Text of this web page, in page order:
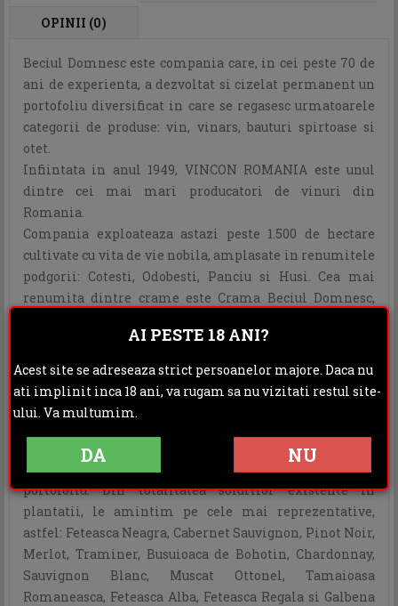
OPINII (0)
Beciul Domnesc este compania care, in cei peste 70 de
ani de experienta, a dezvoltat si cizelat permanent un
portofoliu diversificat in care se regasesc urmatoarele
categorii de produse: vin, vinars, bauturi spirtoase si
otet.
Infiintata in anul 1949, VINCON ROMANIA este unul
dintre cei mai mari producatori de vinuri din
Romania.
Compania exploateaza astazi peste 1.500 de hectare
cultivate cu vita de vie nobila, amplasate in renumitele
podgorii: Cotesti, Odobesti, Panciu si Husi. Cea mai
renumita dintre crame este Crama Beciul Domnesc,
istoric, inclusa in patrimoniul cultural al Romaniei.
Aici sunt pastrate peste 100.000 de sticle de vin, cele mai
vechi datand din 1949, numarul lor crescand an de an.
In plantatiile Beciul Domnesc regasim struguri negri,
semiaromate sau aromate, care sunt vinificate pentru a
obtine vinurile seci, demiseci, demidulci sau dulci din
portofoliu. Din totalitatea soiurilor existente in
plantatii, le amintim pe cele mai reprezentative,
astfel: Feteasca Neagra, Cabernet Sauvignon, Pinot Noir,
Merlot, Traminer, Busuioaca de Bohotin, Chardonnay,
Sauvignon Blanc, Muscat Ottonel, Tamaioasa
Romaneasca, Feteasca Alba, Feteasca Regala si Galbena
AI PESTE 18 ANI?
Acest site se adreseaza strict persoanelor majore. Daca nu
ati implinit inca 18 ani, va rugam sa nu vizitati restul site-
ului. Va multumim.
DA NU